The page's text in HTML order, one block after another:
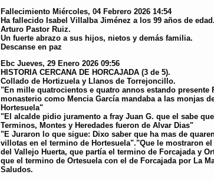
Fallecimiento Miércoles, 04 Febrero 2026 14:54
Ha fallecido Isabel Villalba Jiménez a los 99 años de
Arturo Pastor Ruiz.
Un fuerte abrazo a sus hijos, nietos y demás familia.
Descanse en paz
Ebc Jueves, 29 Enero 2026 09:56
HISTORIA CERCANA DE HORCAJADA (3 de 5).
Collado de Hortizuela y Llanos de Torrejoncillo.
"En mille quatrocientos e quatro annos estando presente
monasterio como Mencia García mandaba a las monjas
Hortesuela"
"El alcalde pidio juramento a fray Juan G. que el sabe
Terminos, Montes y Heredades fueron de Alvar Dias"
"E Juraron lo que sigue: Dixo saber que ha mas de
villotas en el termino de Hortesuela"."Que le mostraron
del Vallejo Huerta, que partía el termino de Forcajada y
que el termino de Ortesuela con el de Forcajada por La
Saludos.